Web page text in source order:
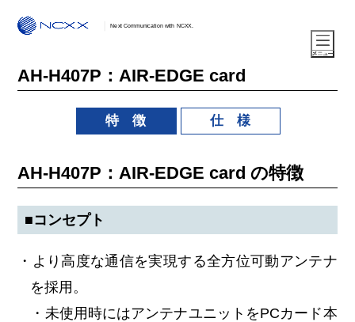
Next Communication with NCXX.
AH-H407P：AIR-EDGE card
特 徴 仕 様
AH-H407P：AIR-EDGE card の特徴
■コンセプト
・より高度な通信を実現する全方位可動アンテナ
を採用。
・未使用時にはアンテナユニットをPCカード本